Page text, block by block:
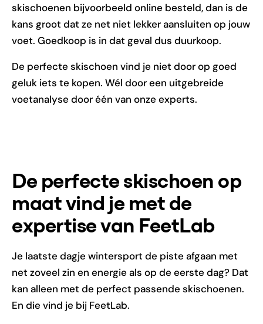
skischoenen bijvoorbeeld online besteld, dan is de
kans groot dat ze net niet lekker aansluiten op jouw
voet. Goedkoop is in dat geval dus duurkoop.
De perfecte skischoen vind je niet door op goed
geluk iets te kopen. Wél door een uitgebreide
voetanalyse door één van onze experts.
De perfecte skischoen op
maat vind je met de
expertise van FeetLab
Je laatste dagje wintersport de piste afgaan met
net zoveel zin en energie als op de eerste dag? Dat
kan alleen met de perfect passende skischoenen.
En die vind je bij FeetLab.